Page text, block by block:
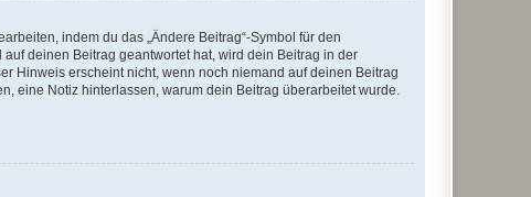
indem du das „Ändere Beitrag“-Symbol für den
deinen Beitrag geantwortet hat, wird dein Beitrag in der
Hinweis erscheint nicht, wenn noch niemand auf deinen Beitrag
eine Notiz hinterlassen, warum dein Beitrag überarbeitet wurde.